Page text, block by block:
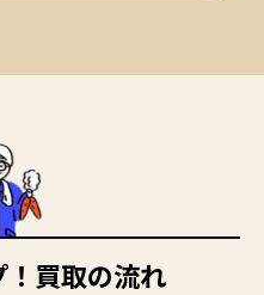
！買取の流れ